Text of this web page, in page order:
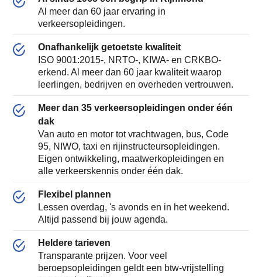
Al meer dan 60 jaar ervaring in
verkeersopleidingen.
Onafhankelijk getoetste kwaliteit
ISO 9001:2015-, NRTO-, KIWA- en CRKBO-
erkend. Al meer dan 60 jaar kwaliteit waarop
leerlingen, bedrijven en overheden vertrouwen.
Meer dan 35 verkeersopleidingen onder één
dak
Van auto en motor tot vrachtwagen, bus, Code
95, NIWO, taxi en rijinstructeursopleidingen.
Eigen ontwikkeling, maatwerkopleidingen en
alle verkeerskennis onder één dak.
Flexibel plannen
Lessen overdag, 's avonds en in het weekend.
Altijd passend bij jouw agenda.
Heldere tarieven
Transparante prijzen. Voor veel
beroepsopleidingen geldt een btw-vrijstelling